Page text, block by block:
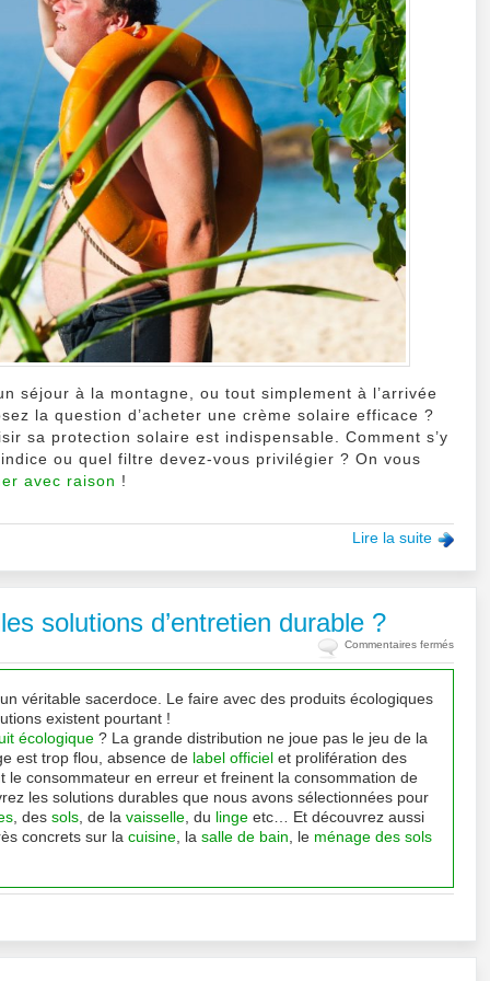
séjour à la montagne, ou tout simplement à l’arrivée
la question d’acheter une crème solaire efficace ?
sa protection solaire est indispensable. Comment s’y
ou quel filtre devez-vous privilégier ? On vous
avec raison !
Lire la suite
solutions d’entretien durable ?
Commentaires ferméssur
(Dossier)
véritable sacerdoce. Le faire avec des produits écologiques
existent pourtant !
écologique ? La grande distribution ne joue pas le jeu de la
est trop flou, absence de label officiel et prolifération des
le consommateur en erreur et freinent la consommation de
les solutions durables que nous avons sélectionnées pour
, des sols , de la vaisselle , du linge etc… Et découvrez aussi
concrets sur la cuisine , la salle de bain , le ménage des sols